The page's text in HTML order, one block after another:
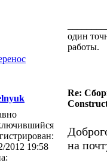
один
работы.
Re:
2012 19:58
на